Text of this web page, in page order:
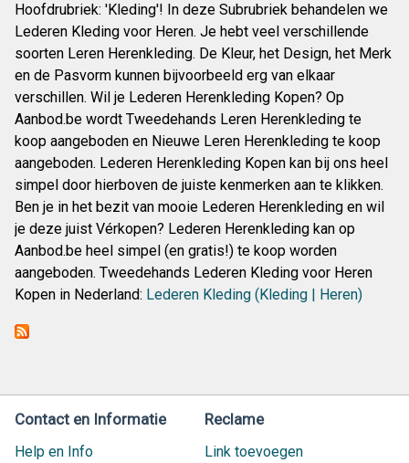
Hoofdrubriek: 'Kleding'! In deze Subrubriek behandelen we
Lederen Kleding voor Heren. Je hebt veel verschillende
soorten Leren Herenkleding. De Kleur, het Design, het Merk
en de Pasvorm kunnen bijvoorbeeld erg van elkaar
verschillen. Wil je Lederen Herenkleding Kopen? Op
Aanbod.be wordt Tweedehands Leren Herenkleding te
koop aangeboden en Nieuwe Leren Herenkleding te koop
aangeboden. Lederen Herenkleding Kopen kan bij ons heel
simpel door hierboven de juiste kenmerken aan te klikken.
Ben je in het bezit van mooie Lederen Herenkleding en wil
je deze juist Vérkopen? Lederen Herenkleding kan op
Aanbod.be heel simpel (en gratis!) te koop worden
aangeboden. Tweedehands Lederen Kleding voor Heren
Kopen in Nederland: Lederen Kleding (Kleding | Heren)
Contact en Informatie
Help en Info
Reclame
Link toevoegen